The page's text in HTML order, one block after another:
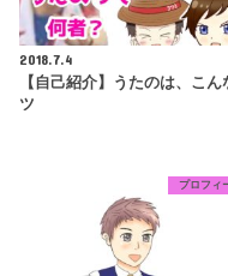
2018.7.4
【自己紹介】うたのは、こん
ツ
プロフィ